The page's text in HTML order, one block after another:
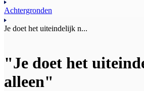
Achtergronden
Je doet het uiteindelijk n...
"Je doet het
alleen"